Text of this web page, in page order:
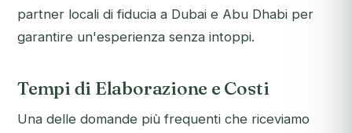
partner locali di fiducia a Dubai e Abu Dhabi per
garantire un'esperienza senza intoppi.
Tempi di Elaborazione e Costi
Una delle domande più frequenti che riceviamo